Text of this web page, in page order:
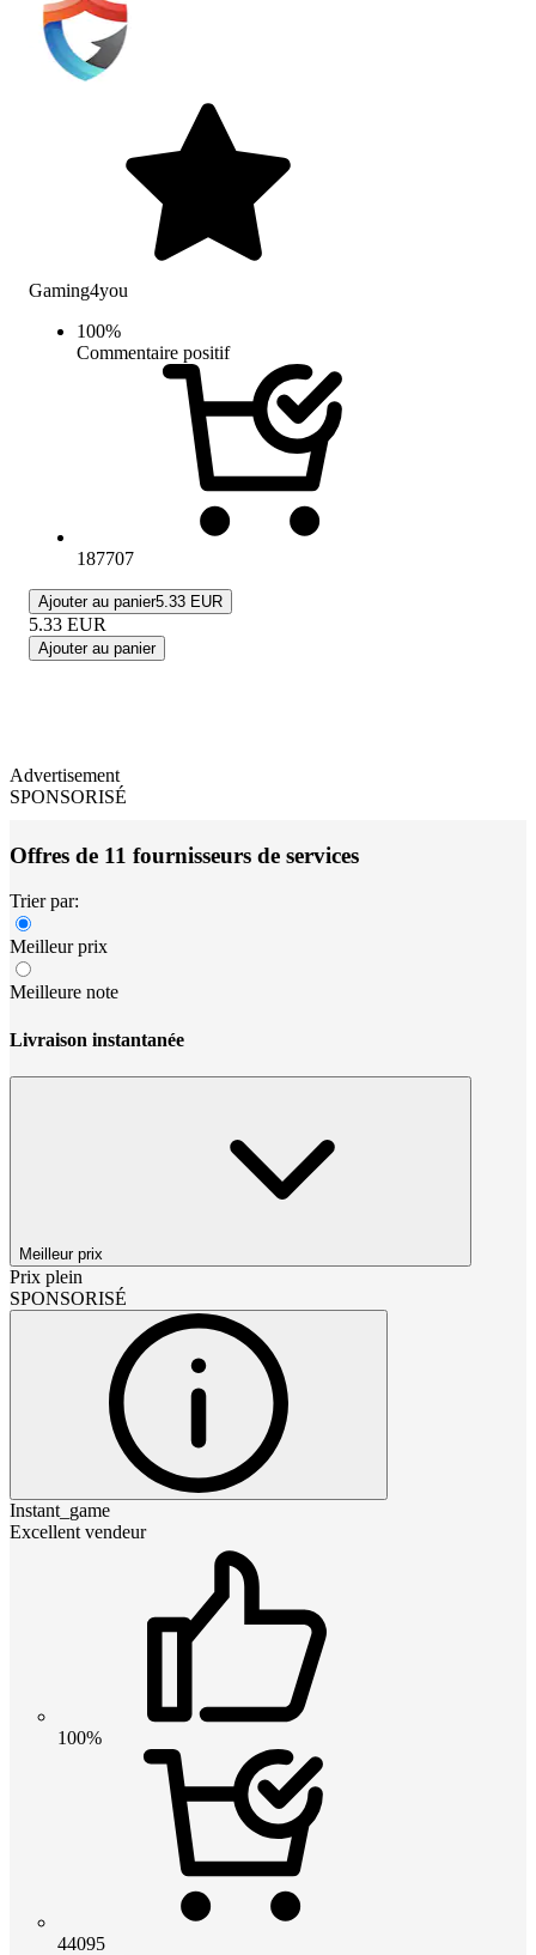
Gaming4you
100%
Commentaire positif
187707
Ajouter au panier5.33 EUR
5.33 EUR
Ajouter au panier
Advertisement
SPONSORISÉ
Offres de 11 fournisseurs de services
Trier par:
Meilleur prix
Meilleure note
Livraison instantanée
Meilleur prix
Prix plein
SPONSORISÉ
Instant_game
Excellent vendeur
100%
44095